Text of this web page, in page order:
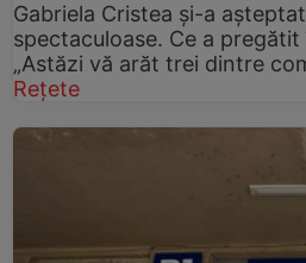
Gabriela Cristea și-a
spectaculoase. Ce a
„Astăzi vă arăt trei dintre
Rețete